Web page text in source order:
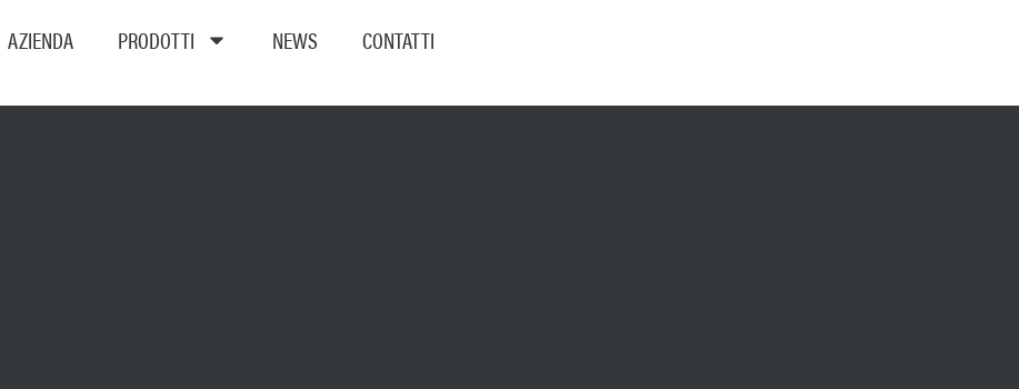
AZIENDA PRODOTTI NEWS CONTATTI